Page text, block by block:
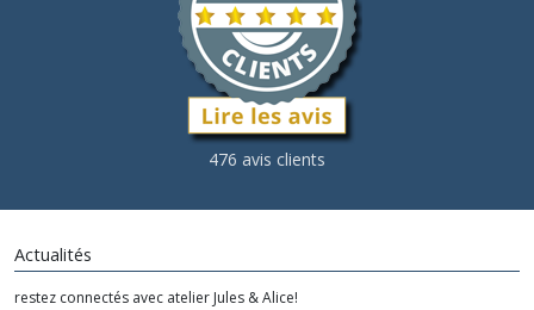
476 avis clients
Actualités
restez connectés avec atelier Jules & Alice!